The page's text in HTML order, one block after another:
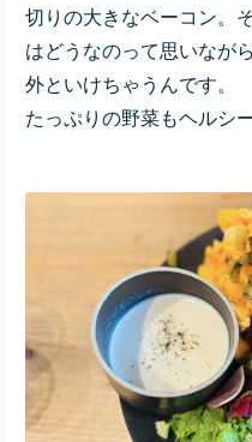
切りの大きなベーコン。
はどうなのって思いなが
外といけちゃうんです。
たっぷりの野菜もヘルシ